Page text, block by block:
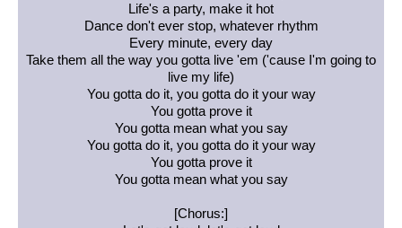
Life's a party, make it hot
Dance don't ever stop, whatever rhythm
Every minute, every day
Take them all the way you gotta live 'em ('cause I'm going to
live my life)
You gotta do it, you gotta do it your way
You gotta prove it
You gotta mean what you say
You gotta do it, you gotta do it your way
You gotta prove it
You gotta mean what you say
[Chorus:]